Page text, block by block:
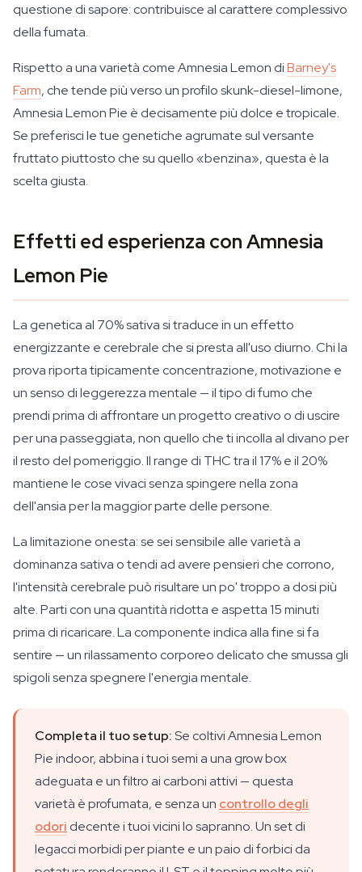
questione di sapore: contribuisce al carattere complessivo
della fumata.
Rispetto a una varietà come Amnesia Lemon diBarney's
Farm, che tende più verso un profilo skunk-diesel-limone,
Amnesia Lemon Pie è decisamente più dolce e tropicale.
Se preferisci le tue genetiche agrumate sul versante
fruttato piuttosto che su quello «benzina», questa è la
scelta giusta.
Effetti ed esperienza con Amnesia
Lemon Pie
La genetica al 70% sativa si traduce in un effetto
energizzante e cerebrale che si presta all'uso diurno. Chi la
prova riporta tipicamente concentrazione, motivazione e
un senso di leggerezza mentale — il tipo di fumo che
prendi prima di affrontare un progetto creativo o di uscire
per una passeggiata, non quello che ti incolla al divano per
il resto del pomeriggio. Il range di THC tra il 17% e il 20%
mantiene le cose vivaci senza spingere nella zona
dell'ansia per la maggior parte delle persone.
La limitazione onesta: se sei sensibile alle varietà a
dominanza sativa o tendi ad avere pensieri che corrono,
l'intensità cerebrale può risultare un po' troppo a dosi più
alte. Parti con una quantità ridotta e aspetta 15 minuti
prima di ricaricare. La componente indica alla fine si fa
sentire — un rilassamento corporeo delicato che smussa gli
spigoli senza spegnere l'energia mentale.
Completa il tuo setup:Se coltivi Amnesia Lemon
Pie indoor, abbina i tuoi semi a una grow box
adeguata e un filtro ai carboni attivi — questa
varietà è profumata, e senza un controllo degli
odori decente i tuoi vicini lo sapranno. Un set di
legacci morbidi per piante e un paio di forbici da